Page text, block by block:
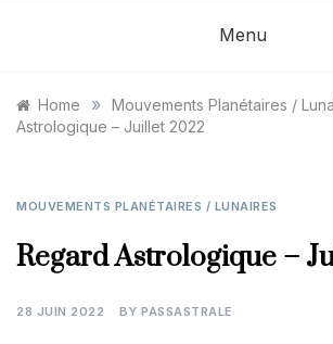
Menu
Home » Mouvements Planétaires /
Astrologique – Juillet 2022
MOUVEMENTS PLANÉTAIRES / LUNAIRES
Regard Astrologique –
28 JUIN 2022 BY PASSASTRALE